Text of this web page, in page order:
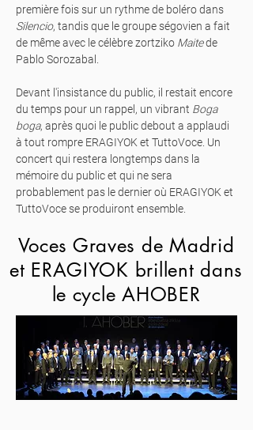
première fois sur un rythme de boléro dans
Silencio, tandis que le groupe ségovien a fait
de même avec le célèbre zortziko Maitede
Pablo Sorozabal.
Devant l'insistance du public, il restait encore
du temps pour un rappel, un vibrant Boga
boga, après quoi le public debout a applaudi
à tout rompre ERAGIYOK et TuttoVoce. Un
concert qui restera longtemps dans la
mémoire du public et qui ne sera
probablement pas le dernier où ERAGIYOK et
TuttoVoce se produiront ensemble.
Voces Graves de Madrid
et ERAGIYOK brillent dans
le cycle AHOBER